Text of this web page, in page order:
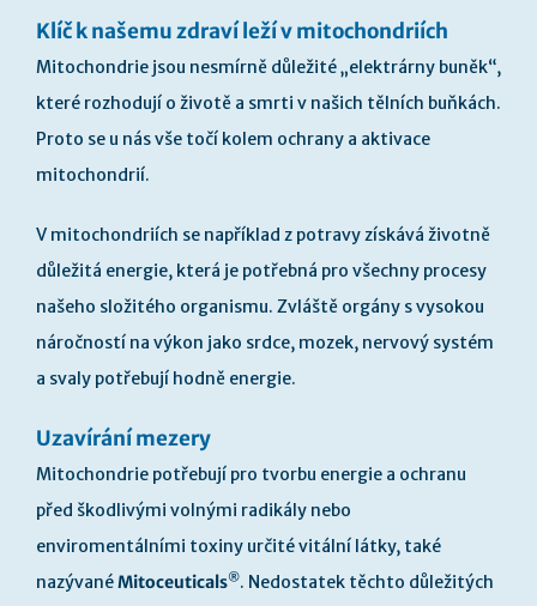
Klíč k našemu zdraví leží v mitochondriích
Mitochondrie jsou nesmírně důležité „elektrárny buněk“,
které rozhodují o životě a smrti v našich tělních buňkách.
Proto se u nás vše točí kolem ochrany a aktivace
mitochondrií.
V mitochondriích se například z potravy získává životně
důležitá energie, která je potřebná pro všechny procesy
našeho složitého organismu. Zvláště orgány s vysokou
náročností na výkon jako srdce, mozek, nervový systém
a svaly potřebují hodně energie.
Uzavírání mezery
Mitochondrie potřebují pro tvorbu energie a ochranu
před škodlivými volnými radikály nebo
enviromentálními toxiny určité vitální látky, také
nazývanéMitoceuticals®. Nedostatek těchto důležitých